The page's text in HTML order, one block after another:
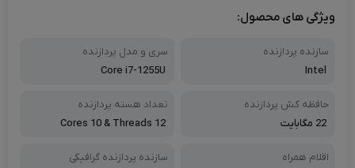
ویژگی های محصول:
سازنده پردازنده
Intel
سری و مدل پردازنده
Core i7-1255U
حافظه کش پردازنده
22 مگابایت
تعداد هسته پردازنده
Cores 10 & Threads 12
اقلام همراه
سازنده پردازنده گرافیکی